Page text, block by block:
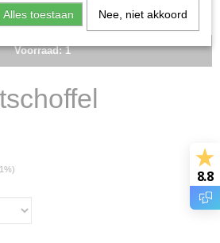
Voorraad: 1
8.8
Alles toestaan Nee, niet akkoord